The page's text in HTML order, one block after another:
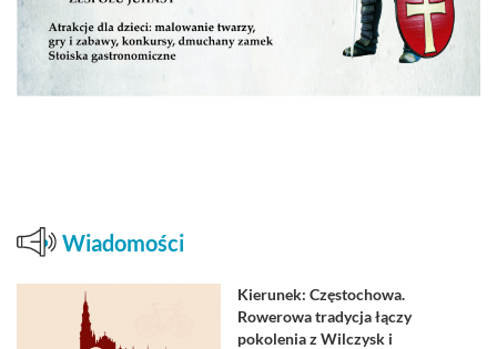
Wiadomości
Kierunek: Częstochowa.
Rowerowa tradycja łączy
pokolenia z Wilczysk i